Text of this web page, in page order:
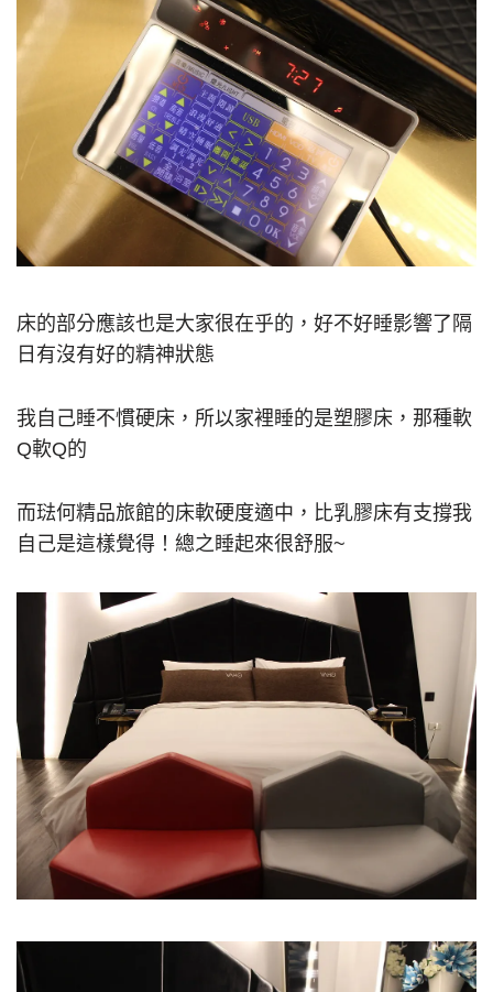
床的部分應該也是大家很在乎的，好不好睡影響了隔
日有沒有好的精神狀態
我自己睡不慣硬床，所以家裡睡的是塑膠床，那種軟
Q軟Q的
而琺何精品旅館的床軟硬度適中，比乳膠床有支撐我
自己是這樣覺得！總之睡起來很舒服~